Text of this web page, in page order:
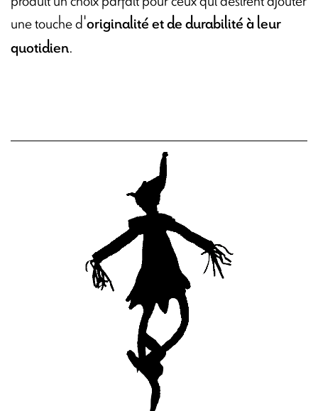
une touche d'originalité et de durabilité à leur
quotidien.